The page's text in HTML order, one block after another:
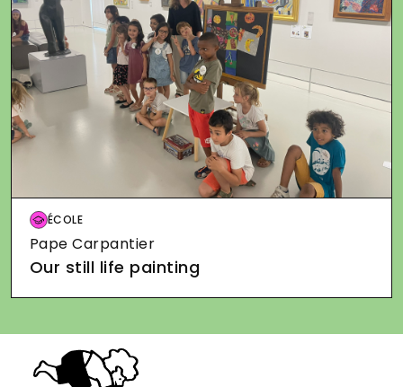
Image
ÉCOLE
Pape Carpantier
Our still life painting